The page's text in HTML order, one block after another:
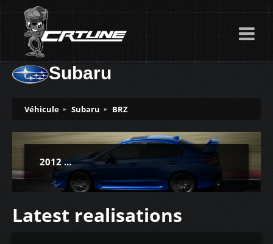
Subaru
Véhicule Subaru BRZ
2012 ...
Latest realisations